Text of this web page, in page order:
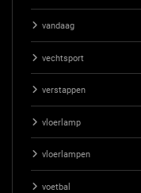
vandaag
vechtsport
verstappen
vloerlamp
vloerlampen
voetbal